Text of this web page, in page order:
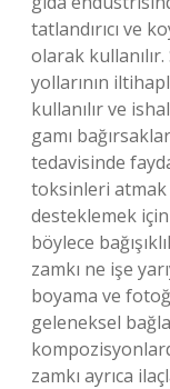
tatlandırıcı ve
olarak
yollarının
kullanılır ve
gamı
tedavisinde
toksinleri atmak
desteklemek
böylece
zamkı ne işe
boyama ve
geleneksel
zamkı ayrıca